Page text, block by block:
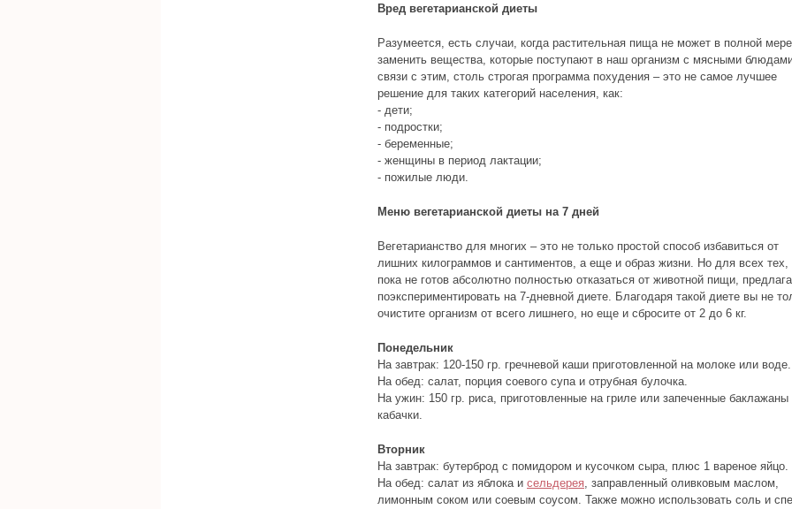
Вред вегетарианской диеты
Разумеется, есть случаи, когда растительная пища не может в полной мере
заменить вещества, которые поступают в наш организм с мясными
связи с этим, столь строгая программа похудения – это не самое лучшее
решение для таких категорий населения, как:
- дети;
- подростки;
- беременные;
- женщины в период лактации;
- пожилые люди.
Меню вегетарианской диеты на 7 дней
Вегетарианство для многих – это не только простой способ избавиться от
лишних килограммов и сантиментов, а еще и образ жизни. Но для всех тех,
пока не готов абсолютно полностью отказаться от животной пищи,
поэкспериментировать на 7-дневной диете. Благодаря такой диете вы не
очистите организм от всего лишнего, но еще и сбросите от 2 до 6 кг.
Понедельник
На завтрак: 120-150 гр. гречневой каши приготовленной на молоке или воде.
На обед: салат, порция соевого супа и отрубная булочка.
На ужин: 150 гр. риса, приготовленные на гриле или запеченные баклажаны
кабачки.
Вторник
На завтрак: бутерброд с помидором и кусочком сыра, плюс 1 вареное яйцо.
На обед: салат из яблока и сельдерея, заправленный оливковым маслом,
лимонным соком или соевым соусом. Также можно использовать соль и